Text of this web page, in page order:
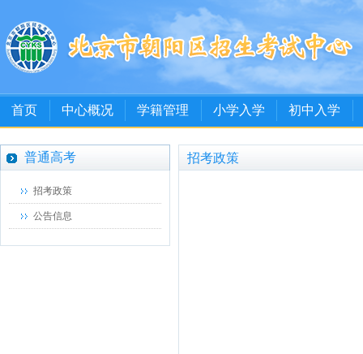
首页 中心概况 学籍管理 小学入学 初中入学
普通高考
招考政策
公告信息
招考政策